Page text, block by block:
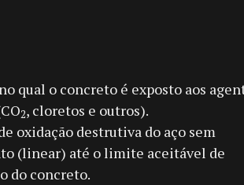
qual o concreto é exposto aos
2, cloretos e outros).
oxidação destrutiva do aço sem
(linear) até o limite aceitável de
do concreto.